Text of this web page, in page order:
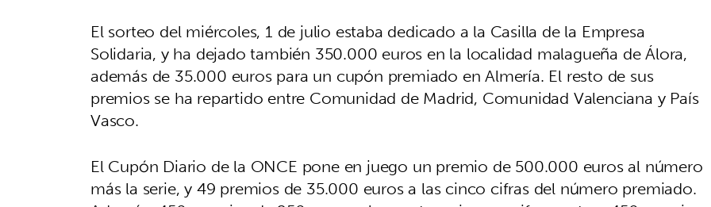
El sorteo del miércoles, 1 de julio estaba dedicado a la Casilla de la Empresa
Solidaria, y ha dejado también 350.000 euros en la localidad malagueña de Álora,
además de 35.000 euros para un cupón premiado en Almería. El resto de sus
premios se ha repartido entre Comunidad de Madrid, Comunidad Valenciana y País
Vasco.
El Cupón Diario de la ONCE pone en juego un premio de 500.000 euros al número
más la serie, y 49 premios de 35.000 euros a las cinco cifras del número premiado.